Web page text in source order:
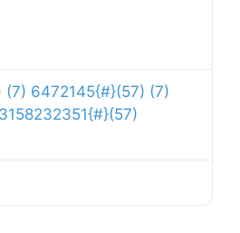
(7) 6472145{#}(57) (7)